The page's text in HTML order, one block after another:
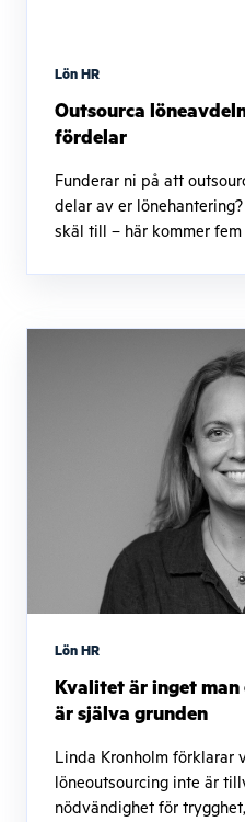
Lön HR
Outsourca
fördelar
Funderar ni på att
delar av er
skäl till – här kommer fem
Lön HR
Kvalitet är inget
är själva grunden
Linda Kronholm förklarar
löneoutsourcing inte är
nödvändighet för